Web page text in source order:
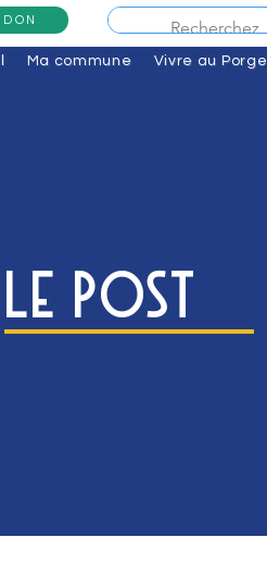
Ma commune Vivre au Porge
Le Post